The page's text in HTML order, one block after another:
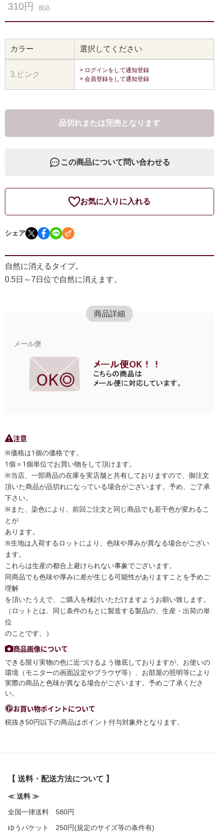
310円 税込
カラー 選択してください
3.ピンク
> ログインをして通知登録
> 会員登録をして通知登録
品切れまたは完売となります
この商品について問い合わせる
お気に入りに入れる
シェア
自然に消えるタイプ。
0.5日～7日位で自然に消えます。
商品詳細
メール便
注意
※価格は1個の価格です。
1個＝1個単位でお買い物をして頂けます。
※当店、一部商品の在庫を実店舗と共有しておりますので、御注文
頂いた商品が品切れになっている場合がございます。予め、ご了承
下さい。
※また、染色により、前回ご注文と同じ商品でも若干色が変わるこ
とが
あります。
※生地は入荷するロットにより、色味や厚みが異なる場合がござい
ます。
これらは生産の都合上避けられない事象でございます。
同商品でも色味や厚みに差が生じる可能性がありますことを予めご
理解
を頂いたうえで、ご購入を検討いただけますようお願い致します。
（ロットとは、同じ条件のもとに製造する製品の、生産・出荷の単
位
のことです。）
商品画像について
できる限り実物の色に近づけるよう徹底しておりますが、お使いの
環境（モニターの画面設定やブラウザ等）、お部屋の照明等により
実際の商品と色味が異なる場合がございます。予めご了承くださ
い。
お買い物ポイントについて
税抜き50円以下の商品はポイント付与対象外となります。
【 送料・配送方法について 】
≪ 送料 ≫
全国一律送料 580円
ゆうパケット 250円(規定のサイズ等の条件有)